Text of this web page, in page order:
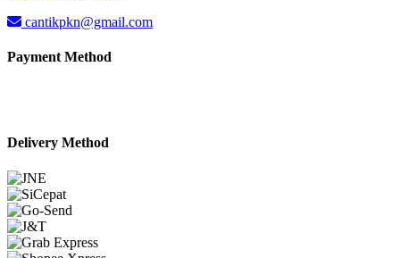
cantikpkn@gmail.com
Payment Method
Delivery Method